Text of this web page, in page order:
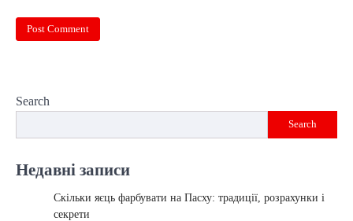
Search
Search
Недавні записи
Скільки яєць фарбувати на Пасху: традиції, розрахунки і
секрети